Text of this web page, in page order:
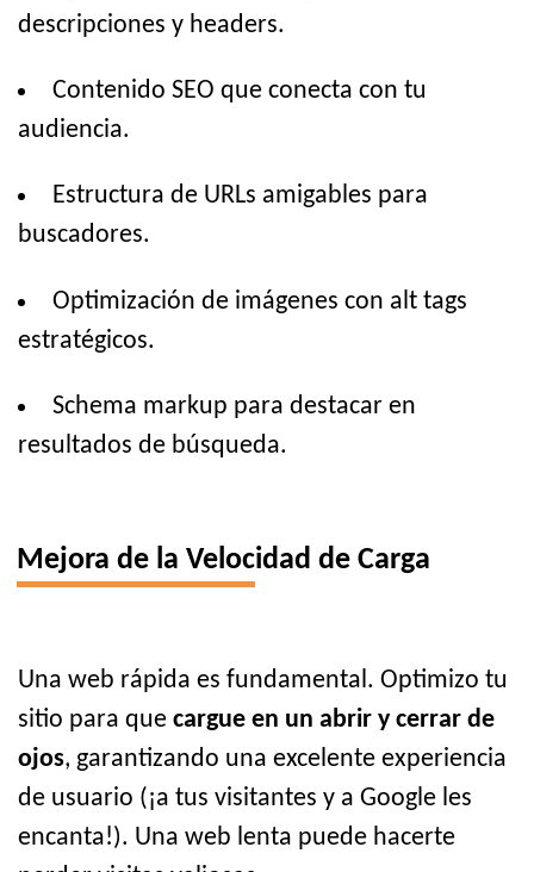
descripciones y headers.
Contenido SEO que conecta con tu
audiencia.
Estructura de URLs amigables para
buscadores.
Optimización de imágenes con alt tags
estratégicos.
Schema markup para destacar en
resultados de búsqueda.
Mejora de la Velocidad de Carga
Una web rápida es fundamental. Optimizo tu
sitio para que cargue en un abrir y cerrar de
ojos, garantizando una excelente experiencia
de usuario (¡a tus visitantes y a Google les
encanta!). Una web lenta puede hacerte